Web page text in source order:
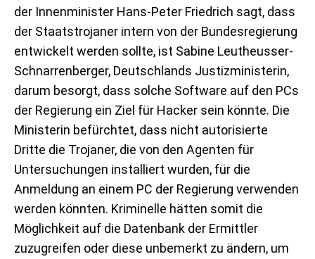
der Innenminister Hans-Peter Friedrich sagt, dass
der Staatstrojaner intern von der Bundesregierung
entwickelt werden sollte, ist Sabine Leutheusser-
Schnarrenberger, Deutschlands Justizministerin,
darum besorgt, dass solche Software auf den PCs
der Regierung ein Ziel für Hacker sein könnte. Die
Ministerin befürchtet, dass nicht autorisierte
Dritte die Trojaner, die von den Agenten für
Untersuchungen installiert wurden, für die
Anmeldung an einem PC der Regierung verwenden
werden könnten. Kriminelle hätten somit die
Möglichkeit auf die Datenbank der Ermittler
zuzugreifen oder diese unbemerkt zu ändern, um